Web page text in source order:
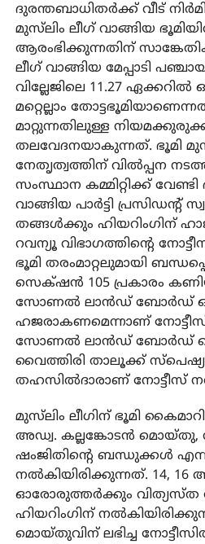
ദുരന്തബാധിതർക്ക് വീട്
മുസ്‌ലിം ലീഗ് വാങ്ങിയ
ആരംഭിക്കുന്നതിന്
ലീഗ് വാങ്ങിയ മേപ്പാടി
വില്ലേജിലെ 11.27
മറ്റെല്ലാം
മാറ്റുന്നതിലുള്ള
തലവേദനയാകുന്നത്. ഭൂമി
നേതൃത്വത്തിന് വിൽപ്പന
സംസ്ഥാന കമ്മിറ്റിക്ക്
വാങ്ങിയ പാർട്ടി പ്രസിഡന്റ്
തങ്ങൾക്കും ഹിയറിംഗിന്
റവന്യൂ വിഭാഗത്തിന്റെ
ഭൂമി തരംമാറ്റലുമായി
സെക്‌ഷൻ 105 പ്രകാരം
സോണൽ ലാൻഡ് ബോർഡ്
ഹജരാകണമെന്നാണ്
സോണൽ ലാൻഡ് ബോർഡ്
വൈത്തിരി താലൂക്ക്
തഹസിൽദാരാണ് നോട്ടീസ്
മുസ്‌ലിം ലീഗിന് ഭൂമി
അഡ്വ. കല്ലങ്കോടൻ മൊയ്തു,
ഷംജിതിന്റെ ബന്ധുക്കൾ
നൽകിയിരിക്കുന്നത്. 14, 16
ഓരോരുത്തർക്കും വിത്യസ്ത
ഹിയറിംഗിന്
മൊയ്തുവിന് ലഭിച്ച